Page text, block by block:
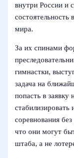
внутри России и
мира.
За их спинами
гимнастки,
задача на
попасть в заявку
стабилизировать
соревнования
что они могут
штаба, а не